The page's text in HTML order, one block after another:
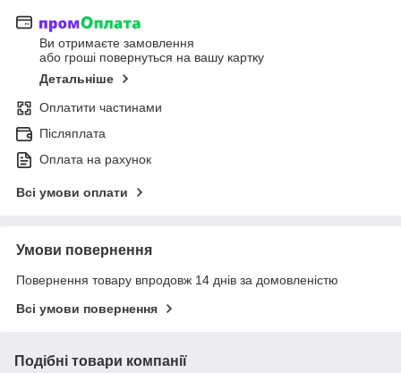
Ви отримаєте замовлення
або гроші повернуться на вашу картку
Детальніше
Оплатити частинами
Післяплата
Оплата на рахунок
Всі умови оплати
Умови повернення
Повернення товару впродовж 14 днів за домовленістю
Всі умови повернення
Подібні товари компанії